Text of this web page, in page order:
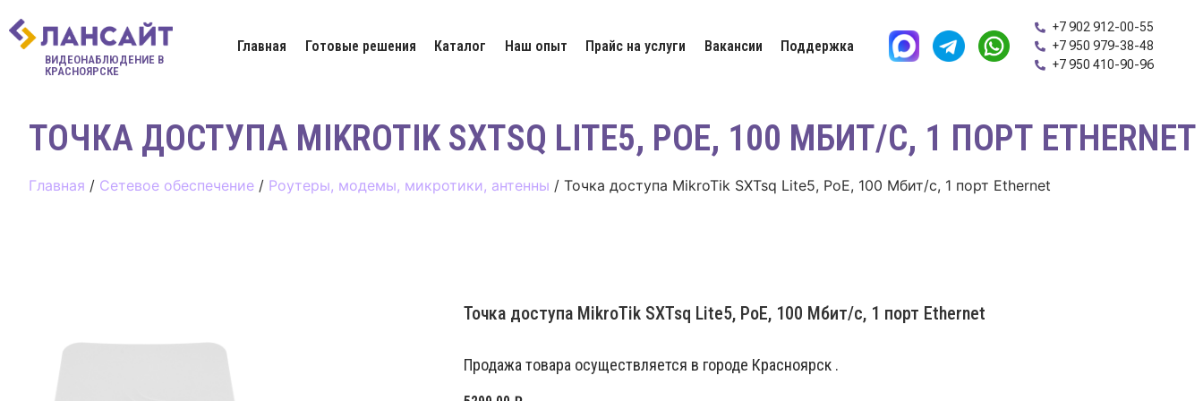
ВИДЕОНАБЛЮДЕНИЕ В
КРАСНОЯРСКЕ
Главная Готовые решения Каталог Наш опыт Прайс на услуги Вакансии Поддержка
+7 902 912-00-55
+7 950 979-38-48
+7 950 410-90-96
ТОЧКА ДОСТУПА MIKROTIK SXTSQ LITE5, POE, 100 МБИТ/С, 1 ПОРТ ETHERNET
Главная / Сетевое обеспечение / Роутеры, модемы, микротики, антенны / Точка доступа MikroTik SXTsq Lite5, PoE, 100 Мбит/с, 1 порт Ethernet
Точка доступа MikroTik SXTsq Lite5, PoE, 100 Мбит/с, 1 порт Ethernet
Продажа товара осуществляется в городе Красноярск .